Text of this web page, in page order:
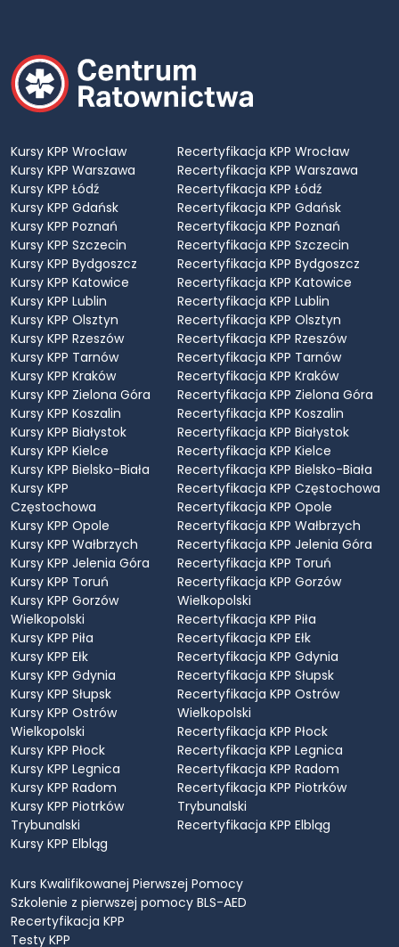
Kursy KPP Wrocław
Kursy KPP Warszawa
Kursy KPP Łódź
Kursy KPP Gdańsk
Kursy KPP Poznań
Kursy KPP Szczecin
Kursy KPP Bydgoszcz
Kursy KPP Katowice
Kursy KPP Lublin
Kursy KPP Olsztyn
Kursy KPP Rzeszów
Kursy KPP Tarnów
Kursy KPP Kraków
Kursy KPP Zielona Góra
Kursy KPP Koszalin
Kursy KPP Białystok
Kursy KPP Kielce
Kursy KPP Bielsko-Biała
Kursy KPP
Częstochowa
Kursy KPP Opole
Kursy KPP Wałbrzych
Kursy KPP Jelenia Góra
Kursy KPP Toruń
Kursy KPP Gorzów
Wielkopolski
Kursy KPP Piła
Kursy KPP Ełk
Kursy KPP Gdynia
Kursy KPP Słupsk
Kursy KPP Ostrów
Wielkopolski
Kursy KPP Płock
Kursy KPP Legnica
Kursy KPP Radom
Kursy KPP Piotrków
Trybunalski
Kursy KPP Elbląg
Recertyfikacja KPP Wrocław
Recertyfikacja KPP Warszawa
Recertyfikacja KPP Łódź
Recertyfikacja KPP Gdańsk
Recertyfikacja KPP Poznań
Recertyfikacja KPP Szczecin
Recertyfikacja KPP Bydgoszcz
Recertyfikacja KPP Katowice
Recertyfikacja KPP Lublin
Recertyfikacja KPP Olsztyn
Recertyfikacja KPP Rzeszów
Recertyfikacja KPP Tarnów
Recertyfikacja KPP Kraków
Recertyfikacja KPP Zielona Góra
Recertyfikacja KPP Koszalin
Recertyfikacja KPP Białystok
Recertyfikacja KPP Kielce
Recertyfikacja KPP Bielsko-Biała
Recertyfikacja KPP Częstochowa
Recertyfikacja KPP Opole
Recertyfikacja KPP Wałbrzych
Recertyfikacja KPP Jelenia Góra
Recertyfikacja KPP Toruń
Recertyfikacja KPP Gorzów
Wielkopolski
Recertyfikacja KPP Piła
Recertyfikacja KPP Ełk
Recertyfikacja KPP Gdynia
Recertyfikacja KPP Słupsk
Recertyfikacja KPP Ostrów
Wielkopolski
Recertyfikacja KPP Płock
Recertyfikacja KPP Legnica
Recertyfikacja KPP Radom
Recertyfikacja KPP Piotrków
Trybunalski
Recertyfikacja KPP Elbląg
Kurs Kwalifikowanej Pierwszej Pomocy
Szkolenie z pierwszej pomocy BLS-AED
Recertyfikacja KPP
Testy KPP